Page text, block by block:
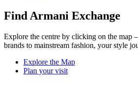
Find Armani Exchange
Explore the centre by clicking on the map
brands to mainstream fashion, your style
Explore the Map
Plan your visit